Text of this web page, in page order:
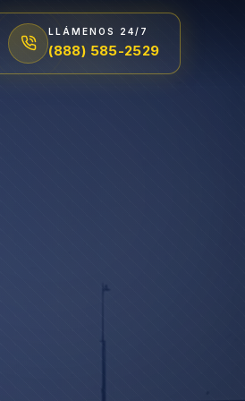
LLÁMENOS 24/7
(888) 585-2529